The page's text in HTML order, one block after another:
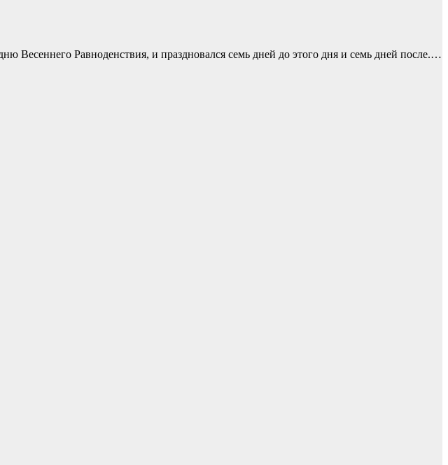
Весеннего Равноденствия, и праздновался семь дней до этого дня и семь дней после.…